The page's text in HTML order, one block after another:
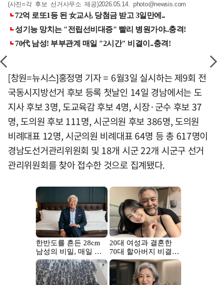
(사진=각 후보 선거사무소 제공)2026.05.14. photo@newsis.com
[창원=뉴시스]홍정명 기자 = 6월3일 실시하는 제9회 전
국동시지방선거 후보 등록 첫날인 14일 경남에서는 도
지사 후보 3명, 도교육감 후보 4명, 시장·군수 후보 37
명, 도의원 후보 111명, 시군의원 후보 386명, 도의원
비례대표 12명, 시군의원 비례대표 64명 등 총 617명이
경남도선거관리위원회 및 18개 시군 22개 시군구 선거
관리위원회를 찾아 접수한 것으로 집계됐다.